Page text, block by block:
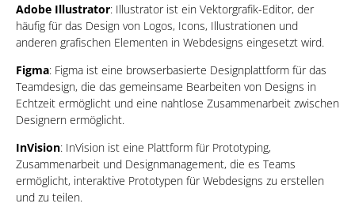
Adobe Illustrator: Illustrator ist ein Vektorgrafik-Editor, der
häufig für das Design von Logos, Icons, Illustrationen und
anderen grafischen Elementen in Webdesigns eingesetzt wird.
Figma: Figma ist eine browserbasierte Designplattform für das
Teamdesign, die das gemeinsame Bearbeiten von Designs in
Echtzeit ermöglicht und eine nahtlose Zusammenarbeit zwischen
Designern ermöglicht.
InVision: InVision ist eine Plattform für Prototyping,
Zusammenarbeit und Designmanagement, die es Teams
ermöglicht, interaktive Prototypen für Webdesigns zu erstellen
und zu teilen.